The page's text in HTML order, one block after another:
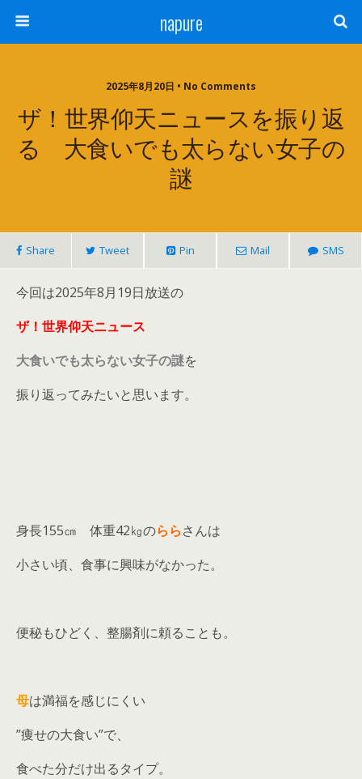
napure
2025年8月20日 • No Comments
ザ！世界仰天ニュースを振り返
る 大食いでも太らない女子の
謎
Share Tweet Pin Mail SMS
今回は2025年8月19日放送の
ザ！世界仰天ニュース
大食いでも太らない女子の謎を
振り返ってみたいと思います。
身長155㎝ 体重42㎏のららさんは
小さい頃、食事に興味がなかった。
便秘もひどく、整腸剤に頼ることも。
母は満福を感じにくい
”痩せの大食い”で、
食べた分だけ出るタイプ。